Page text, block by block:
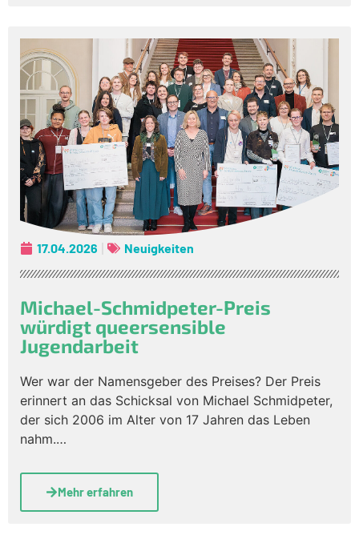
17.04.2026 Neuigkeiten
Michael-Schmidpeter-Preis
würdigt queersensible
Jugendarbeit
Wer war der Namensgeber des Preises? Der Preis
erinnert an das Schicksal von Michael Schmidpeter,
der sich 2006 im Alter von 17 Jahren das Leben
nahm.…
Mehr erfahren